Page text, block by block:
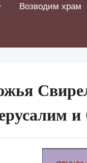
Возводим храм
и